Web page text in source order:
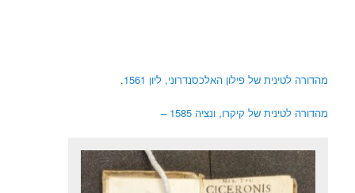
מהדורה לטינית של פילון האלכסנדרוני, ליון 1561 .
מהדורה לטינית של קיקרו, ונציה 1585 –